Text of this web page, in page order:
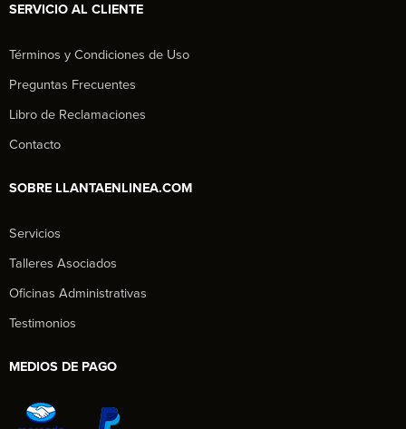
SERVICIO AL CLIENTE
Términos y Condiciones de Uso
Preguntas Frecuentes
Libro de Reclamaciones
Contacto
SOBRE LLANTAENLINEA.COM
Servicios
Talleres Asociados
Oficinas Administrativas
Testimonios
MEDIOS DE PAGO